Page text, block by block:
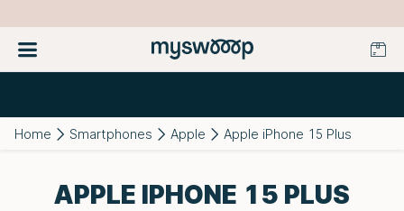
Home Smartphones Apple Apple iPhone 15 Plus
APPLE IPHONE 15 PLUS